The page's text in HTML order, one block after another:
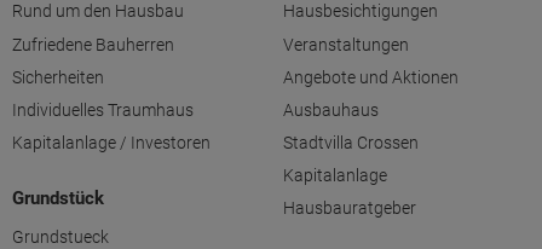
Rund um den Hausbau
Zufriedene Bauherren
Sicherheiten
Individuelles Traumhaus
Kapitalanlage / Investoren
Grundstück
Grundstueck
Hausbesichtigungen
Veranstaltungen
Angebote und Aktionen
Ausbauhaus
Stadtvilla Crossen
Kapitalanlage
Hausbauratgeber